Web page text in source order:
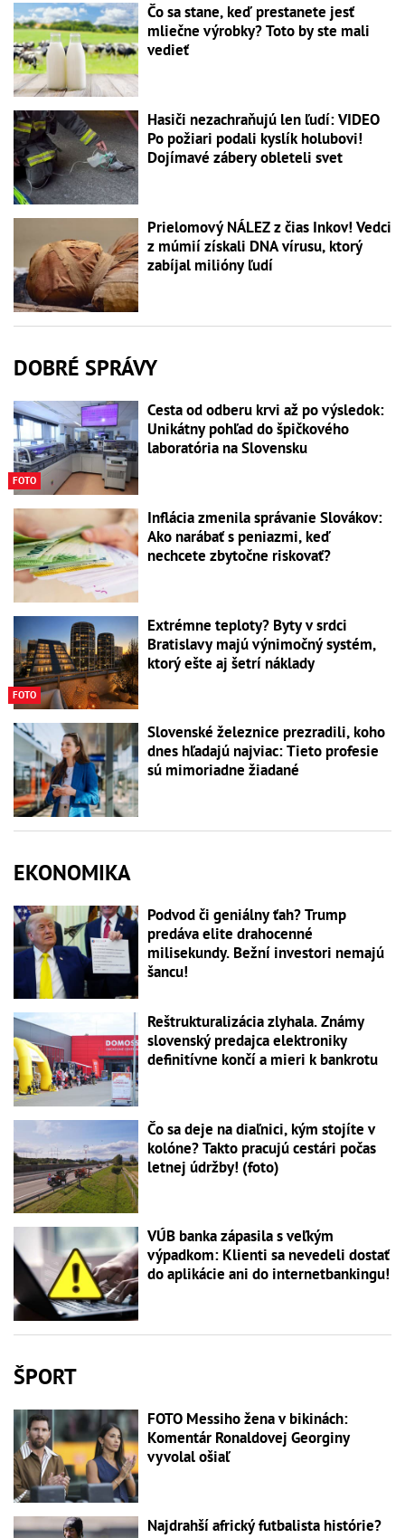
Čo sa stane, keď prestanete jesť
mliečne výrobky? Toto by ste mali
vedieť
Hasiči nezachraňujú len ľudí: VIDEO
Po požiari podali kyslík holubovi!
Dojímavé zábery obleteli svet
Prielomový NÁLEZ z čias Inkov! Vedci
z múmií získali DNA vírusu, ktorý
zabíjal milióny ľudí
DOBRÉ SPRÁVY
FOTO
Cesta od odberu krvi až po výsledok:
Unikátny pohľad do špičkového
laboratória na Slovensku
Inflácia zmenila správanie Slovákov:
Ako narábať s peniazmi, keď
nechcete zbytočne riskovať?
FOTO
Extrémne teploty? Byty v srdci
Bratislavy majú výnimočný systém,
ktorý ešte aj šetrí náklady
Slovenské železnice prezradili, koho
dnes hľadajú najviac: Tieto profesie
sú mimoriadne žiadané
EKONOMIKA
Podvod či geniálny ťah? Trump
predáva elite drahocenné
milisekundy. Bežní investori nemajú
šancu!
Reštrukturalizácia zlyhala. Známy
slovenský predajca elektroniky
definitívne končí a mieri k bankrotu
Čo sa deje na diaľnici, kým stojíte v
kolóne? Takto pracujú cestári počas
letnej údržby! (foto)
VÚB banka zápasila s veľkým
výpadkom: Klienti sa nevedeli dostať
do aplikácie ani do internetbankingu!
ŠPORT
FOTO Messiho žena v bikinách:
Komentár Ronaldovej Georginy
vyvolal ošiaľ
Najdrahší africký futbalista histórie?